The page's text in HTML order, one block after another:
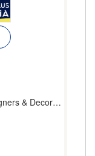
Promoters